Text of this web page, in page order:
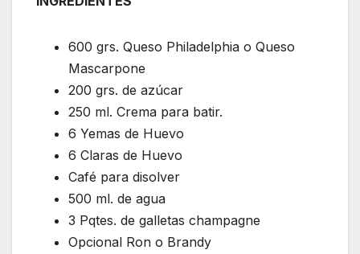
600 grs. Queso Philadelphia o Queso
Mascarpone
200 grs. de azúcar
250 ml. Crema para batir.
6 Yemas de Huevo
6 Claras de Huevo
Café para disolver
500 ml. de agua
3 Pqtes. de galletas champagne
Opcional Ron o Brandy